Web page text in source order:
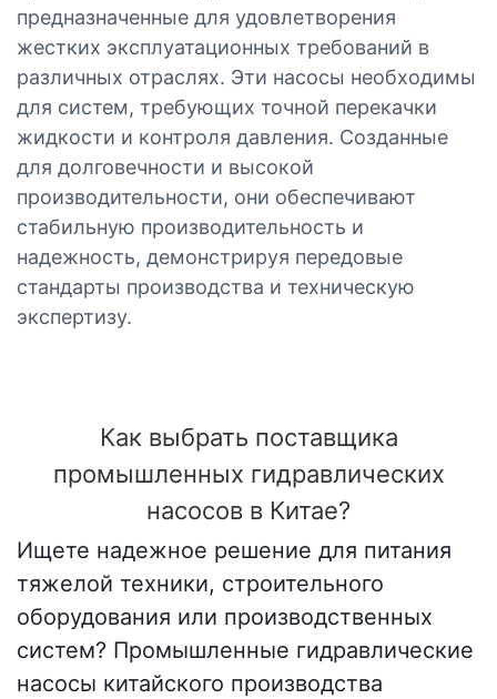
предназначенные для удовлетворения
жестких эксплуатационных требований в
различных отраслях. Эти насосы необходимы
для систем, требующих точной перекачки
жидкости и контроля давления. Созданные
для долговечности и высокой
производительности, они обеспечивают
стабильную производительность и
надежность, демонстрируя передовые
стандарты производства и техническую
экспертизу.
Как выбрать поставщика
промышленных гидравлических
насосов в Китае?
Ищете надежное решение для питания
тяжелой техники, строительного
оборудования или производственных
систем? Промышленные гидравлические
насосы китайского производства